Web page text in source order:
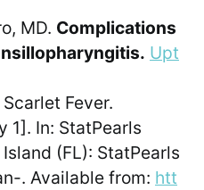
MD. Complications
Upt
Fever.
1]. In: StatPearls
(FL): StatPearls
. Available from: htt